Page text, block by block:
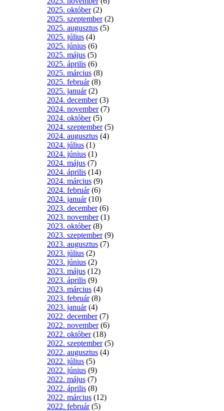
2025. október(2)
2025. szeptember(2)
2025. augusztus (5)
2025. július (4)
2025. június (6)
2025. május (5)
2025. április (6)
2025. március (8)
2025. február(8)
2025. január(2)
2024. december(3)
2024. november(7)
2024. október(5)
2024. szeptember(5)
2024. augusztus (4)
2024. július (1)
2024. június (1)
2024. május (7)
2024. április (14)
2024. március (9)
2024. február(6)
2024. január(10)
2023. december(6)
2023. november(1)
2023. október(8)
2023. szeptember(9)
2023. augusztus (7)
2023. július (2)
2023. június (2)
2023. május (12)
2023. április (9)
2023. március (4)
2023. február(8)
2023. január(4)
2022. december(7)
2022. november(6)
2022. október(18)
2022. szeptember(5)
2022. augusztus (4)
2022. július (5)
2022. június (9)
2022. május (7)
2022. április (8)
2022. március (12)
2022. február(5)